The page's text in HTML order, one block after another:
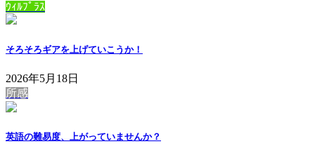
ｳｨﾙﾌﾟﾗｽ
そろそろギアを上げていこうか！
2026年5月18日
所感
英語の難易度、上がっていませんか？